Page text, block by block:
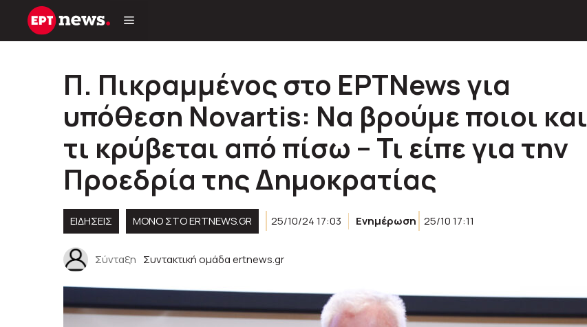
Μετάβαση
Π. Πικραμμένος στο ΕΡΤNews για
υπόθεση Novartis: Να βρούμε ποιοι και
τι κρύβεται από πίσω – Τι είπε για την
Προεδρία της Δημοκρατίας
ΕΙΔΗΣΕΙΣ ΜΟΝΟ ΣΤΟ ERTNEWS.GR 25/10/24 17:03 Ενημέρωση 25/10 17:11
Σύνταξη Συντακτική ομάδα ertnews.gr